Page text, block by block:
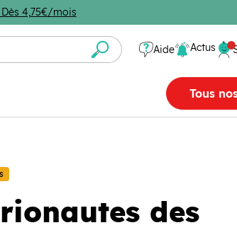
4,75€/mois
Aide Actus
Tous
des